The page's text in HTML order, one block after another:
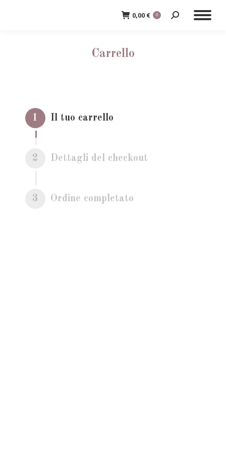
0,00 € 0 Cerca:
Carrello
Il tuo carrello
1
Dettagli del checkout
2
Ordine completato
3